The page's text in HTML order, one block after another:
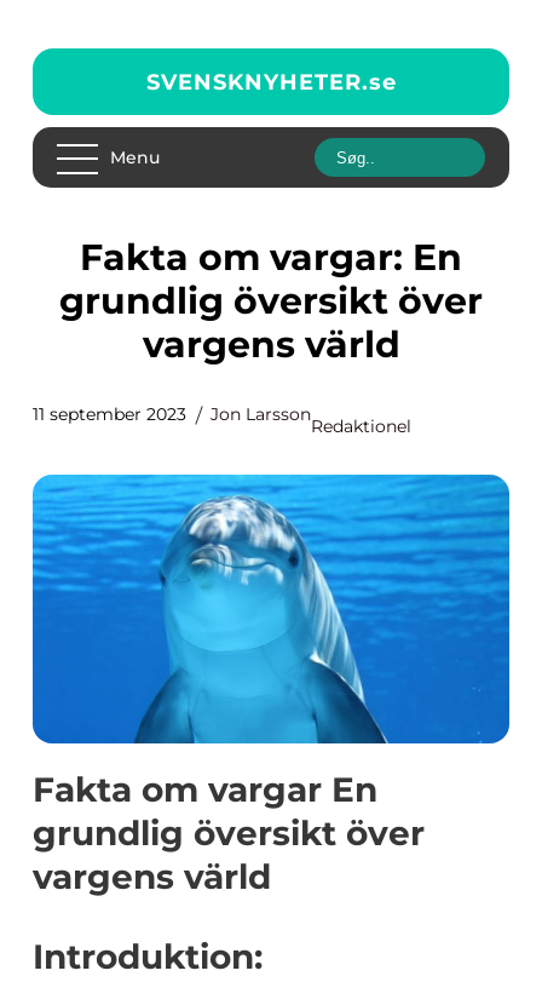
SVENSKNYHETER.se
Menu
Fakta om vargar: En
grundlig översikt över
vargens värld
11 september 2023 Jon Larsson
Redaktionel
Fakta om vargar En
grundlig översikt över
vargens värld
Introduktion: